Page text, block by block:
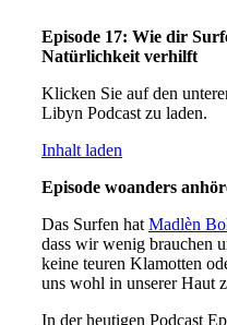
Episode 17: Wie dir
Natürlichkeit verhilft
Klicken Sie auf den
Libyn Podcast zu laden.
Inhalt laden
Episode woanders
Das Surfen hat Madlèn
dass wir wenig brauchen
keine teuren Klamotten
uns wohl in unserer Haut
In der heutigen Podcast